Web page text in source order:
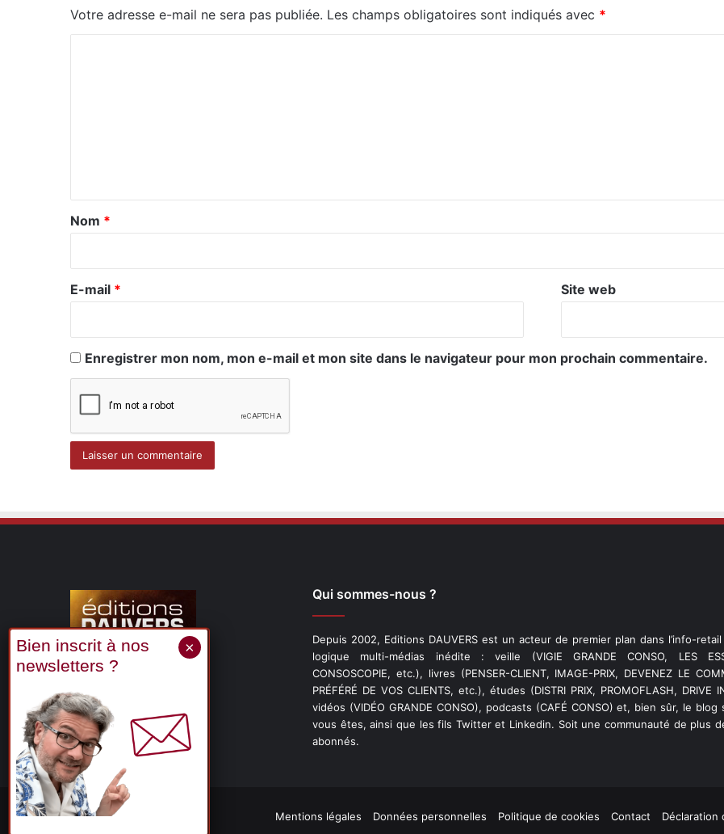
Votre adresse e-mail ne sera pas publiée. Les champs obligatoires sont indiqués avec *
a
e
Nom *
E-mail * Site web
Enregistrer mon nom, mon e-mail et mon site dans le navigateur pour mon prochain commentaire.
X LinkedinYouTube
Qui sommes-nous ?
Depuis 2002, Editions DAUVERS est un acteur de premier plan dans l’info-
logique multi-médias inédite : veille (VIGIE GRANDE CONSO, LES
CONSOSCOPIE, etc.), livres (PENSER-CLIENT, IMAGE-PRIX, DEVENEZ LE
PRÉFÉRÉ DE VOS CLIENTS, etc.), études (DISTRI PRIX, PROMOFLASH, DRIVE
vidéos (VIDÉO GRANDE CONSO), podcasts (CAFÉ CONSO) et, bien sûr, le blog
vous êtes, ainsi que les fils Twitter et Linkedin. Soit une communauté de plus
abonnés.
Mentions légales Données personnelles Politique de cookies Contact Déclaration